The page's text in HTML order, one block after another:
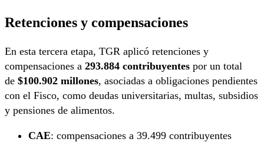
Retenciones y compensaciones
En esta tercera etapa, TGR aplicó retenciones y
compensaciones a 293.884 contribuyentes por un total
de $100.902 millones, asociadas a obligaciones pendientes
con el Fisco, como deudas universitarias, multas, subsidios
y pensiones de alimentos.
CAE: compensaciones a 39.499 contribuyentes